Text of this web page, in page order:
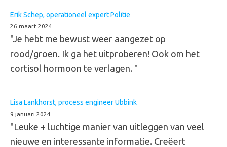
Erik Schep, operationeel expert Politie
26 maart 2024
"Je hebt me bewust weer aangezet op
rood/groen. Ik ga het uitproberen! Ook om het
cortisol hormoon te verlagen. "
Lisa Lankhorst, process engineer Ubbink
9 januari 2024
"Leuke + luchtige manier van uitleggen van veel
nieuwe en interessante informatie. Creëert